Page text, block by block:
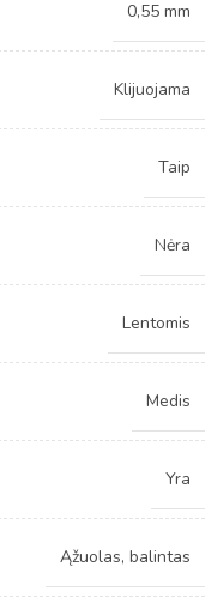
0,55 mm
Klijuojama
Taip
Nėra
Lentomis
Medis
Yra
Ąžuolas, balintas